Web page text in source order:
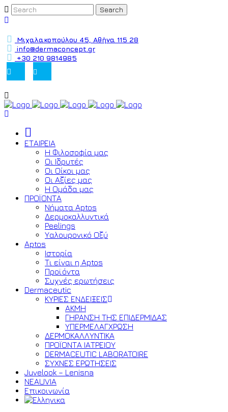
Μιχαλακοπούλου 45, Αθήνα 115 28
info@dermaconcept.gr
+30 210 9814985
ΕΤΑΙΡΕΙΑ
Η Φιλοσοφία μας
Οι Ιδρυτές
Οι Οίκοι μας
Οι Αξίες μας
Η Ομάδα μας
ΠΡΟΪΟΝΤΑ
Νήματα Aptos
Δερμοκαλλυντικά
Peelings
Υαλουρονικό Οξύ
Aptos
Ιστορία
Τι είναι η Aptos
Προϊόντα
Συχνές ερωτήσεις
Dermaceutic
ΚΥΡΙΕΣ ΕΝΔΕΙΞΕΙΣ
ΑΚΜΗ
ΓΗΡΑΝΣΗ ΤΗΣ ΕΠΙΔΕΡΜΙΔΑΣ
ΥΠΕΡΜΕΛΑΓΧΡΩΣΗ
ΔΕΡΜΟΚΑΛΛΥΝΤΙΚΑ
ΠΡΟΪΟΝΤΑ ΙΑΤΡΕΙΟΥ
DERMACEUTIC LABORATOIRE
ΣΥΧΝΕΣ ΕΡΩΤΗΣΕΙΣ
Juvelook – Lenisna
NEAUVIA
Επικοινωνία